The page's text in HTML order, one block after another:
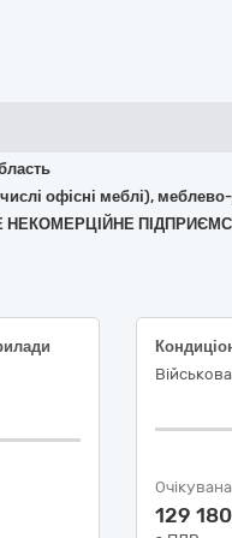
числі офісні меблі),
НЕКОМЕРЦІЙНЕ
129